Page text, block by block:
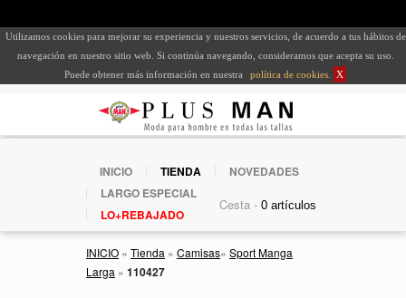
Utilizamos cookies para mejorar su experiencia y nuestros servicios, de acuerdo a tus hábitos de
navegación en nuestro sitio web. Si continúa navegando, consideramos que acepta su uso.
Puede obtener más información en nuestra
política de cookies X
INICIO TIENDA
NOVEDADES
LARGO ESPECIAL
LO+REBAJADO
Cesta -
INICIO » Tienda » Camisas» Sport Manga
Larga » 110427